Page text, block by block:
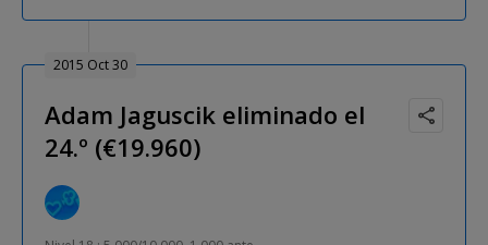
2015 Oct 30
Adam Jaguscik eliminado el
24.º (€19.960)